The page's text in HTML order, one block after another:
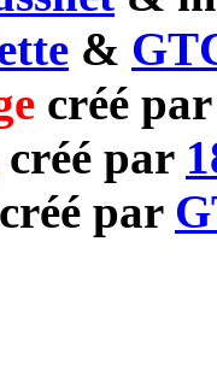
&
créé
créé par
créé par